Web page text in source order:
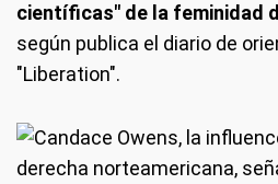
científicas" de la feminidad
según publica el diario de
"Liberation".